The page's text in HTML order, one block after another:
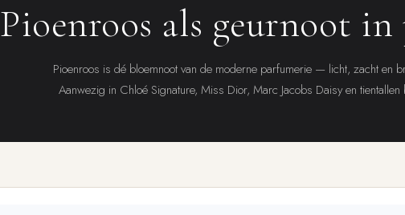
Pioenroos als geurnoot
Pioenroos is dé bloemnoot van de moderne parfumerie — licht, zacht en
Aanwezig in Chloé Signature, Miss Dior, Marc Jacobs Daisy en tientallen